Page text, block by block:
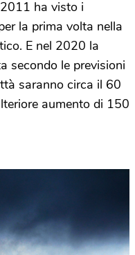
ha visto i
la prima volta nella
E nel 2020 la
secondo le previsioni
saranno circa il 60
aumento di 150